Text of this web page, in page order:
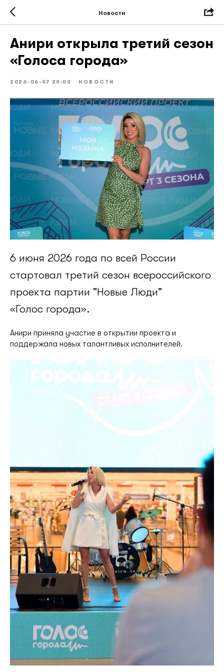
Новости
Анири открыла третий сезон
«Голоса города»
2026-06-07 20:00 НОВОСТИ
6 июня 2026 года по всей России
стартовал третий сезон всероссийского
проекта партии "Новые Люди"
«Голос города».
Анири приняла участие в открытии проекта и
поддержала новых талантливых исполнителей.